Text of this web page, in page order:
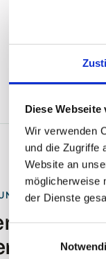
Diese
Wir verwenden
und die Zugriffe
Website an
möglicherweise
der Dienste
die